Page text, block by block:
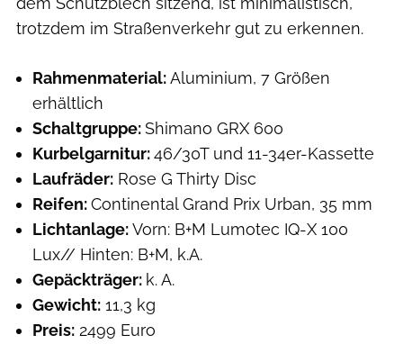
trotzdem im Straßenverkehr gut zu erkennen.
Rahmenmaterial:Aluminium, 7 Größen
erhältlich
Schaltgruppe:Shimano GRX 600
Kurbelgarnitur:46/30T und 11-34er-Kassette
Laufräder: Rose G Thirty Disc
Reifen:Continental Grand Prix Urban, 35 mm
Lichtanlage:Vorn: B+M Lumotec IQ-X 100
Lux// Hinten: B+M, k.A.
Gepäckträger: k. A.
Gewicht: 11,3 kg
Preis: 2499 Euro